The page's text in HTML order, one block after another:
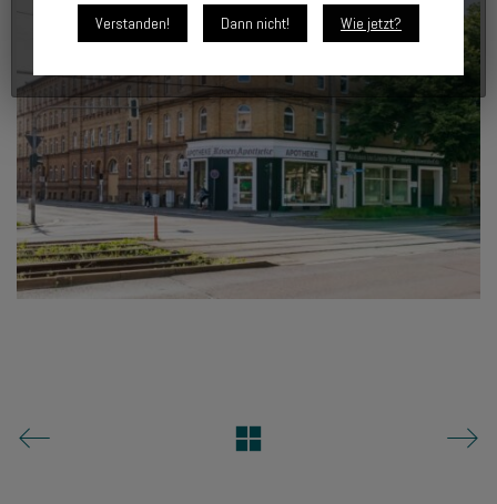
Verstanden! Dann nicht! Wie jetzt?